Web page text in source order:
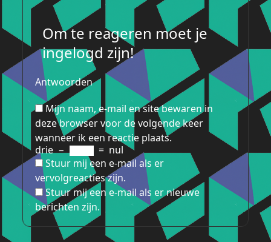
Om te reageren moet je
ingelogd zijn!
Antwoorden
Mijn naam, e-mail en site bewaren in
deze browser voor de volgende keer
wanneer ik een reactie plaats.
drie− = nul
Stuur mij een e-mail als er
vervolgreacties zijn.
Stuur mij een e-mail als er nieuwe
berichten zijn.